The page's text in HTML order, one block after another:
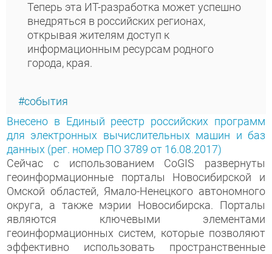
Теперь эта ИТ-разработка может успешно
внедряться в российских регионах,
открывая жителям доступ к
информационным ресурсам родного
города, края.
события
Внесено в Единый реестр российских программ
для электронных вычислительных машин и баз
данных (рег. номер ПО 3789 от 16.08.2017)
Сейчас с использованием CoGIS развернуты
геоинформационные порталы Новосибирской и
Омской областей, Ямало-Ненецкого автономного
округа, а также мэрии Новосибирска. Порталы
являются ключевыми элементами
геоинформационных систем, которые позволяют
эффективно использовать пространственные